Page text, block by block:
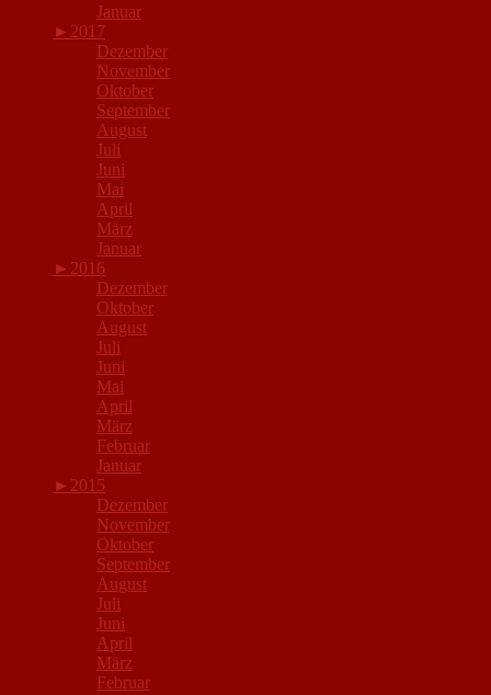
Januar
► 2017
Dezember
November
Oktober
September
August
Juli
Juni
Mai
April
März
Januar
► 2016
Dezember
Oktober
August
Juli
Juni
Mai
April
März
Februar
Januar
► 2015
Dezember
November
Oktober
September
August
Juli
Juni
April
März
Februar